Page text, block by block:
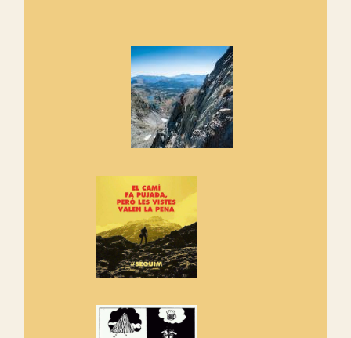
Si no podem caminar, alguna
cosa hem de fer...
Els Centpeus signen el
Manifest a favor dels Camins
adhereix-te al manifest!
Rebem un diploma dels
Amics de Sant Aniol d'Aguja
Els Centpeus estem implicats
amb la recuperació del refugi i